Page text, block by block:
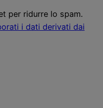
per ridurre lo spam.
i dati derivati dai